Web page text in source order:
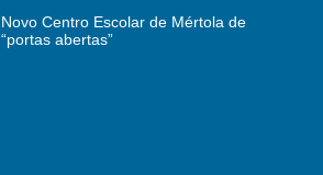
Novo Centro Escolar de Mértola de
“portas abertas”